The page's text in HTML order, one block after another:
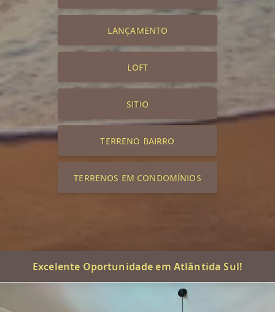
LANÇAMENTO
LOFT
SITIO
TERRENO BAIRRO
TERRENOS EM CONDOMÍNIOS
Excelente Oportunidade em Atlântida Sul!